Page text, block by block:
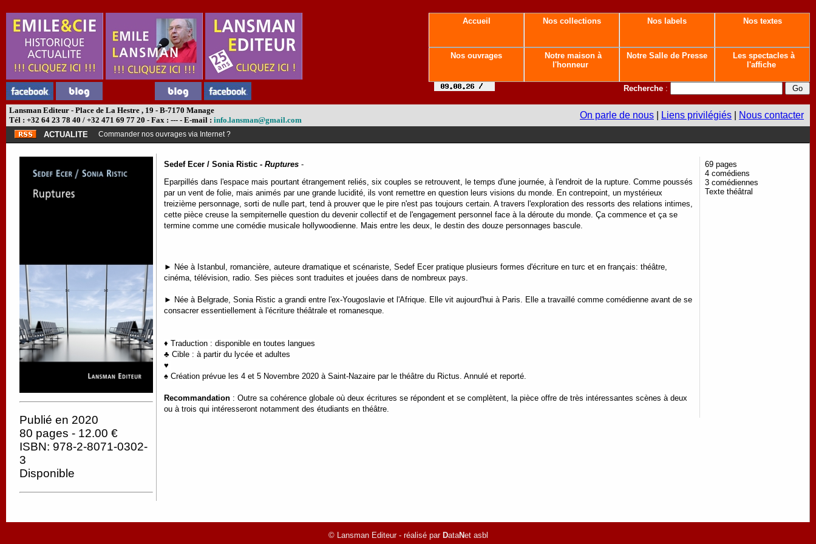
Accueil Nos collections Nos labels Nos textes
Nos ouvrages
Notre maison à
l'honneur
Notre Salle de Presse
Les spectacles à
l'affiche
Recherche :
Lansman Editeur - Place de La Hestre , 19 - B-7170 Manage
Tél : +32 64 23 78 40 / +32 471 69 77 20 - Fax : --- - E-mail : info.lansman@gmail.com On parle de nous Liens privilégiés Nous contacter
ACTUALITE Commander nos ouvrages via Internet ?
Publié en 2020
80 pages - 12.00 €
ISBN: 978-2-8071-0302-
3
Disponible
Sedef Ecer / Sonia Ristic - Ruptures -
Eparpillés dans l'espace mais pourtant étrangement reliés, six couples se retrouvent, le temps d'une journée, à l'endroit de la rupture. Comme poussés
par un vent de folie, mais animés par une grande lucidité, ils vont remettre en question leurs visions du monde. En contrepoint, un mystérieux
treizième personnage, sorti de nulle part, tend à prouver que le pire n'est pas toujours certain. A travers l'exploration des ressorts des relations intimes,
cette pièce creuse la sempiternelle question du devenir collectif et de l'engagement personnel face à la déroute du monde. Ça commence et ça se
termine comme une comédie musicale hollywoodienne. Mais entre les deux, le destin des douze personnages bascule.
► Née à Istanbul, romancière, auteure dramatique et scénariste, Sedef Ecer pratique plusieurs formes d'écriture en turc et en français: théâtre,
cinéma, télévision, radio. Ses pièces sont traduites et jouées dans de nombreux pays.
► Née à Belgrade, Sonia Ristic a grandi entre l'ex-Yougoslavie et l'Afrique. Elle vit aujourd'hui à Paris. Elle a travaillé comme comédienne avant de se
consacrer essentiellement à l'écriture théâtrale et romanesque.
♦ Traduction : disponible en toutes langues
♣ Cible : à partir du lycée et adultes
♥
♠ Création prévue les 4 et 5 Novembre 2020 à Saint-Nazaire par le théâtre du Rictus. Annulé et reporté.
Recommandation : Outre sa cohérence globale où deux écritures se répondent et se complètent, la pièce offre de très intéressantes scènes à deux
ou à trois qui intéresseront notamment des étudiants en théâtre.
69 pages
4 comédiens
3 comédiennes
Texte théâtral
© Lansman Editeur - réalisé par DataNet asbl